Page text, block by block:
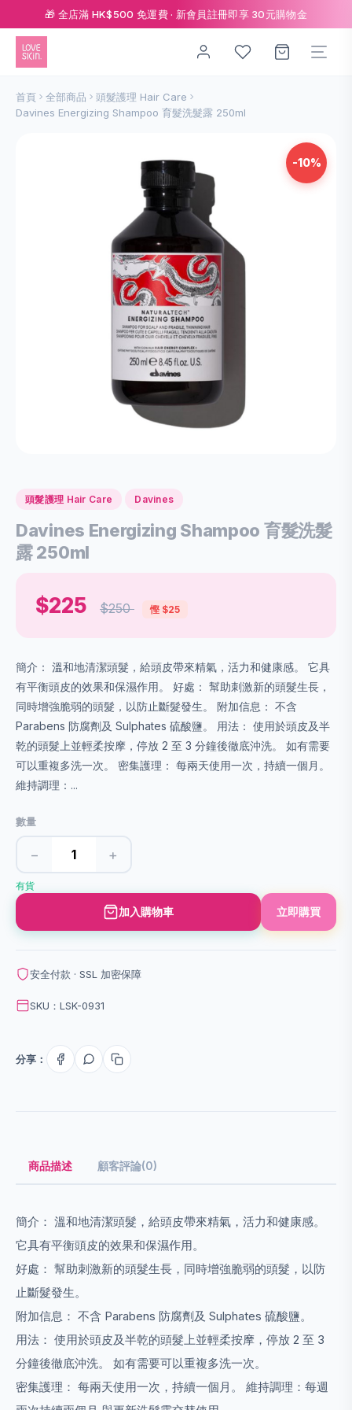
🎁 全店滿 HK$500 免運費 · 新會員註冊即享 30元購物金
首頁 全部商品
頭髮護理 Hair Care
Davines Energizing Shampoo 育髮洗髮露 250ml
-10%
頭髮護理 Hair Care Davines
Davines Energizing Shampoo 育髮洗髮
露 250ml
$225 $250 慳 $25
簡介： 溫和地清潔頭髮，給頭皮帶來精氣，活力和健康感。 它具
有平衡頭皮的效果和保濕作用。 好處： 幫助刺激新的頭髮生長，
同時增強脆弱的頭髮，以防止斷髮發生。 附加信息： 不含
Parabens 防腐劑及 Sulphates 硫酸鹽。 用法： 使用於頭皮及半
乾的頭髮上並輕柔按摩，停放 2 至 3 分鐘後徹底沖洗。 如有需要
可以重複多洗一次。 密集護理： 每兩天使用一次，持續一個月。
維持調理：...
數量
− +
有貨
加入購物車 立即購買
安全付款 · SSL 加密保障
SKU：LSK-0931
分享：
商品描述 顧客評論(0)
簡介： 溫和地清潔頭髮，給頭皮帶來精氣，活力和健康感。
它具有平衡頭皮的效果和保濕作用。
好處： 幫助刺激新的頭髮生長，同時增強脆弱的頭髮，以防
止斷髮發生。
附加信息： 不含 Parabens 防腐劑及 Sulphates 硫酸鹽。
用法： 使用於頭皮及半乾的頭髮上並輕柔按摩，停放 2 至 3
分鐘後徹底沖洗。 如有需要可以重複多洗一次。
密集護理： 每兩天使用一次，持續一個月。 維持調理：每週